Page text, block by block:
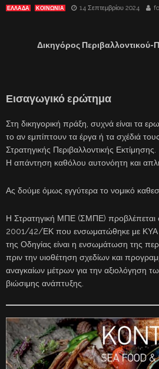
ΕΛΛΑΔΑ ΚΟΙΝΩΝΙΑ 14 Σεπτεμβρίου 2024
Δικηγόρος Περιβαλλοντικού-
Εισαγωγικό ερώτημα
Στη δικηγορική πράξη, συχνά είναι τα
το αν εμπίπτουν τα έργα ή τα σχέδιά
Στρατηγικής Περιβαλλοντικής Εκτίμησης.
Η απάντηση καθόλου αυτονόητη και απλή
Ας δούμε όμως εγγύτερα το νομικό
Η Στρατηγική ΜΠΕ (ΣΜΠΕ) προβλέπεται
2001/42/ΕΚ που ενσωματώθηκε με ΚΥΑ
της Οδηγίας είναι η ενσωμάτωση της
πριν την υιοθέτηση σχεδίων και
αναγκαίων μέτρων για την αξιολόγηση
βιώσιμης ανάπτυξης.